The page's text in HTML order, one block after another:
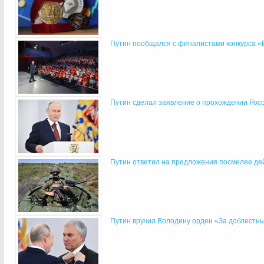
Путин пообщался с финалистами конкурса
Путин сделал заявление о прохождении
Путин ответил на предложения посмелее
Путин вручил Володину орден «За